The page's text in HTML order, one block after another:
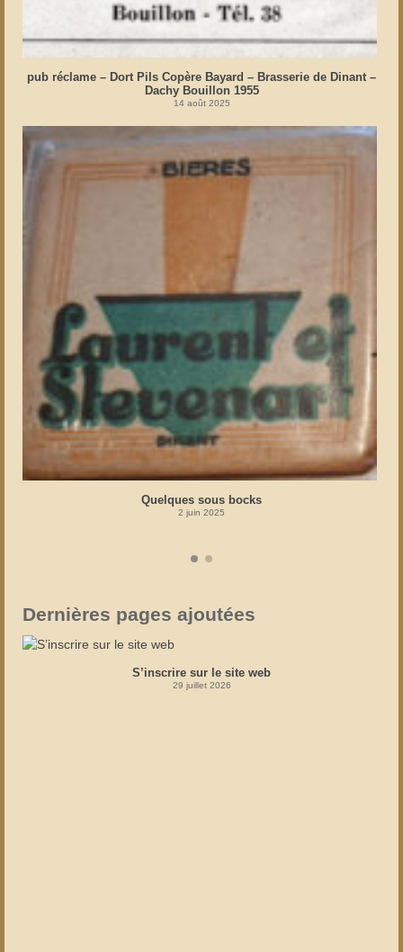
pub réclame – Dort Pils Copère Bayard – Brasserie de Dinant –
Dachy Bouillon 1955
14 août 2025
Quelques sous bocks
2 juin 2025
Dernières pages ajoutées
S’inscrire sur le site web
29 juillet 2026